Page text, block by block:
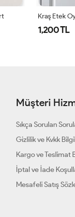
1,200 TL
Müşteri
Sıkça Sorulan
Gizlilik ve Kvkk
Kargo ve Teslimat
İptal ve İade
Mesafeli Satış